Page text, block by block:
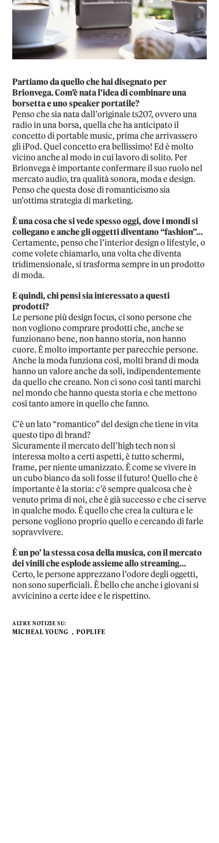
Partiamo da quello che hai disegnato per
Brionvega. Com’è nata l’idea di combinare una
borsetta e uno speaker portatile?
Penso che sia nata dall’originale ts207, ovvero una
radio in una borsa, quella che ha anticipato il
concetto di portable music, prima che arrivassero
gli iPod. Quel concetto era bellissimo! Ed è molto
vicino anche al modo in cui lavoro di solito. Per
Brionvega è importante confermare il suo ruolo nel
mercato audio, tra qualità sonora, moda e design.
Penso che questa dose di romanticismo sia
un’ottima strategia di marketing.
È una cosa che si vede spesso oggi, dove i mondi si
collegano e anche gli oggetti diventano “fashion”…
Certamente, penso che l’interior design o lifestyle, o
come volete chiamarlo, una volta che diventa
tridimensionale, si trasforma sempre in un prodotto
di moda.
E quindi, chi pensi sia interessato a questi
prodotti?
Le persone più design focus, ci sono persone che
non vogliono comprare prodotti che, anche se
funzionano bene, non hanno storia, non hanno
cuore. È molto importante per parecchie persone.
Anche la moda funziona così, molti brand di moda
hanno un valore anche da soli, indipendentemente
da quello che creano. Non ci sono così tanti marchi
nel mondo che hanno questa storia e che mettono
così tanto amore in quello che fanno.
C’è un lato “romantico” del design che tiene in vita
questo tipo di brand?
Sicuramente il mercato dell’high tech non si
interessa molto a certi aspetti, è tutto schermi,
frame, per niente umanizzato. È come se vivere in
un cubo bianco da soli fosse il futuro! Quello che è
importante è la storia: c’è sempre qualcosa che è
venuto prima di noi, che è già successo e che ci serve
in qualche modo. È quello che crea la cultura e le
persone vogliono proprio quello e cercando di farle
sopravvivere.
È un po’ la stessa cosa della musica, con il mercato
dei vinili che esplode assieme allo streaming…
Certo, le persone apprezzano l’odore degli oggetti,
non sono superficiali. È bello che anche i giovani si
avvicinino a certe idee e le rispettino.
ALTRE NOTIZIE SU:
MICHEAL YOUNG POPLIFE